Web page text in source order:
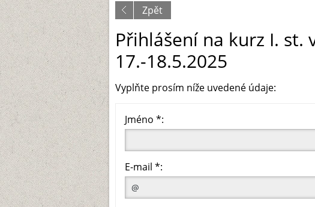
Zpět
Přihlášení na kurz I. st.
17.-18.5.2025
Vyplňte prosím níže uvedené údaje:
Jméno *:
E-mail *: